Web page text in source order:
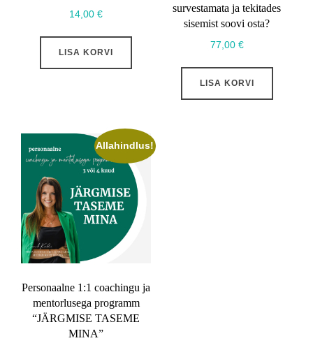
14,00€
LISA KORVI
survestamata ja tekitades
sisemist soovi osta?
77,00 €
LISA KORVI
Allahindlus!
Personaalne 1:1 coachingu ja
mentorlusega programm
“JÄRGMISE TASEME
MINA”